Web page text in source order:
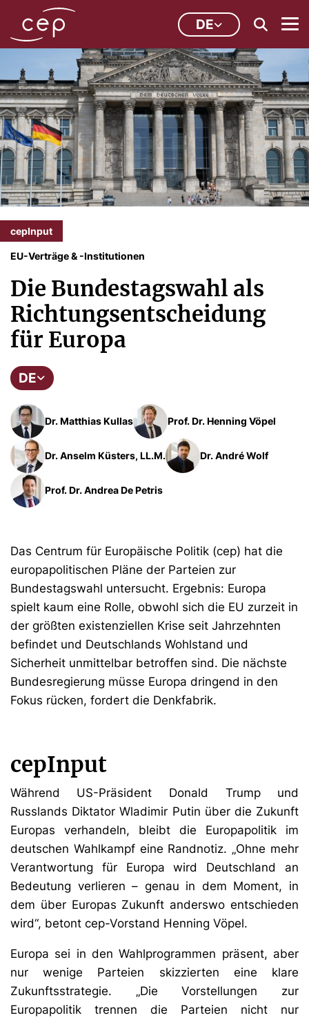
DE
cepInput
EU-Verträge & -Institutionen
Die Bundestagswahl als
Richtungsentscheidung
für Europa
DE
Dr. Matthias Kullas Prof. Dr. Henning Vöpel
Dr. Anselm Küsters, LL.M. Dr. André Wolf
Prof. Dr. Andrea De Petris
Das Centrum für Europäische Politik (cep) hat die
europapolitischen Pläne der Parteien zur
Bundestagswahl untersucht. Ergebnis: Europa
spielt kaum eine Rolle, obwohl sich die EU zurzeit in
der größten existenziellen Krise seit Jahrzehnten
befindet und Deutschlands Wohlstand und
Sicherheit unmittelbar betroffen sind. Die nächste
Bundesregierung müsse Europa dringend in den
Fokus rücken, fordert die Denkfabrik.
cepInput
Während US-Präsident Donald Trump und
Russlands Diktator Wladimir Putin über die Zukunft
Europas verhandeln, bleibt die Europapolitik im
deutschen Wahlkampf eine Randnotiz. „Ohne mehr
Verantwortung für Europa wird Deutschland an
Bedeutung verlieren – genau in dem Moment, in
dem über Europas Zukunft anderswo entschieden
wird“, betont cep-Vorstand Henning Vöpel.
Europa sei in den Wahlprogrammen präsent, aber
nur wenige Parteien skizzierten eine klare
Zukunftsstrategie. „Die Vorstellungen zur
Europapolitik trennen die Parteien nicht nur